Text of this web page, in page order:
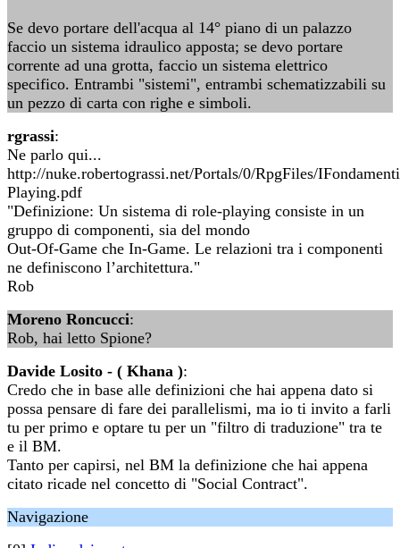
Se devo portare dell'acqua al 14° piano di un palazzo
faccio un sistema idraulico apposta; se devo portare
corrente ad una grotta, faccio un sistema elettrico
specifico. Entrambi "sistemi", entrambi schematizzabili su
un pezzo di carta con righe e simboli.
rgrassi:
Ne parlo qui...
http://nuke.robertograssi.net/Portals/0/RpgFiles/
Playing.pdf
"Definizione: Un sistema di role-playing consiste in un
gruppo di componenti, sia del mondo
Out-Of-Game che In-Game. Le relazioni tra i componenti
ne definiscono l’architettura."
Rob
Moreno Roncucci:
Rob, hai letto Spione?
Davide Losito - ( Khana ):
Credo che in base alle definizioni che hai appena dato si
possa pensare di fare dei parallelismi, ma io ti invito a farli
tu per primo e optare tu per un "filtro di traduzione" tra te
e il BM.
Tanto per capirsi, nel BM la definizione che hai appena
citato ricade nel concetto di "Social Contract".
Navigazione